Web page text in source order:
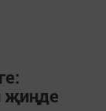
җиңде